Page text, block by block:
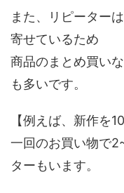
また、リピーター
寄せているため
商品のまとめ買い
も多いです。
【例えば、新作を
一回のお買い物で
ターもいます。